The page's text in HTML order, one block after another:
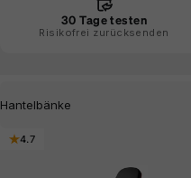
30 Tage testen
Risikofrei zurücksenden
4.7